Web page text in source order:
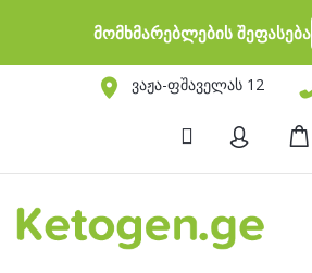
მომხმარებლების შეფასება
ვაჟა-ფშაველას 12